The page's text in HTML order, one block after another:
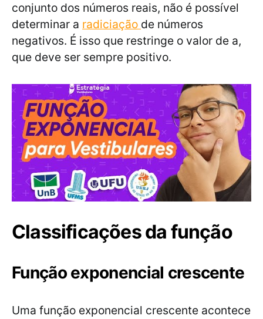
conjunto dos números reais, não é possível
determinar a radiciação de números
negativos. É isso que restringe o valor de a,
que deve ser sempre positivo.
Classificações da função
Função exponencial crescente
Uma função exponencial crescente acontece